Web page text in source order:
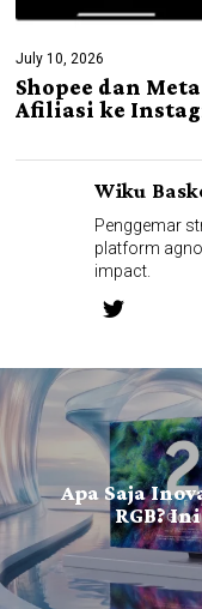
July 10, 2026
Shopee dan
Afiliasi ke
Wiku
Penggemar
platform
impact.
Apa Saja
RGB?